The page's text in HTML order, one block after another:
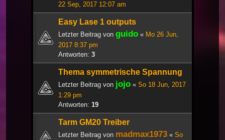
22 Sep, 2017 12:07 am
Easy Lase 1 outputs
Letzter Beitrag von guido « Mo 26 Jun,
2017 8:37 pm
Antworten: 3
Thema symmetrische Spannung
Letzter Beitrag von jojo « So 18 Jun, 2017
1:29 pm
Antworten: 19
Tarm GM20 Treiber
Letzter Beitrag von madmax1973 « So